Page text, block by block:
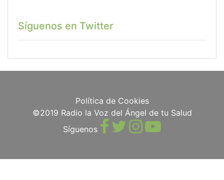
Síguenos en Twitter
Política de Cookies
©2019 Radio la Voz del Ángel de tu Salud
Síguenos